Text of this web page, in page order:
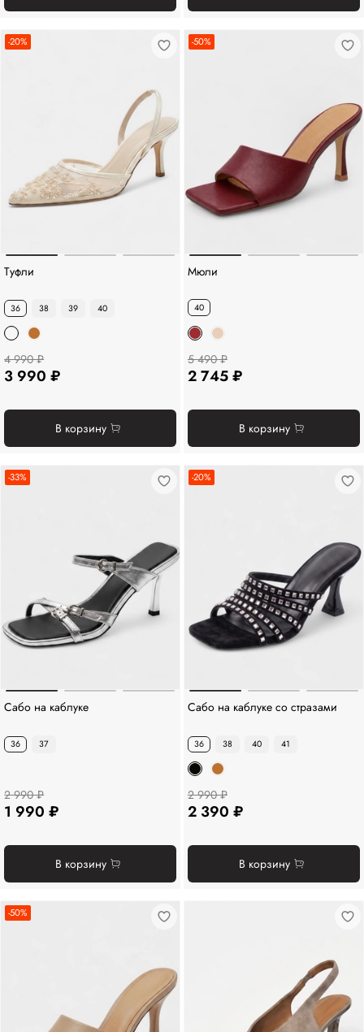
-20%
Туфли
36 38 39 40
4 990 ₽
3 990 ₽
В корзину
-50%
Мюли
40
5 490 ₽
2 745 ₽
В корзину
-33%
Сабо на каблуке
36 37
2 990 ₽
1 990 ₽
В корзину
-20%
Сабо на каблуке со стразами
36 38 40 41
2 990 ₽
2 390 ₽
В корзину
-50%